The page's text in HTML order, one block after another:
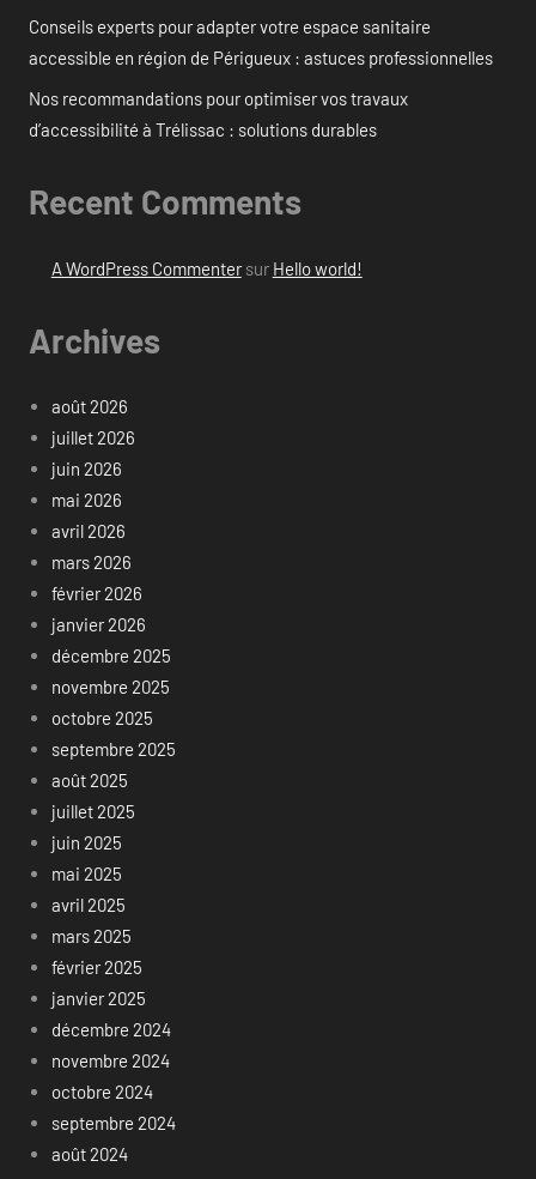
Conseils experts pour adapter votre espace sanitaire
accessible en région de Périgueux : astuces professionnelles
Nos recommandations pour optimiser vos travaux
d’accessibilité à Trélissac : solutions durables
Recent Comments
A WordPress Commentersur Hello world!
Archives
août 2026
juillet 2026
juin 2026
mai 2026
avril 2026
mars 2026
février 2026
janvier 2026
décembre 2025
novembre 2025
octobre 2025
septembre 2025
août 2025
juillet 2025
juin 2025
mai 2025
avril 2025
mars 2025
février 2025
janvier 2025
décembre 2024
novembre 2024
octobre 2024
septembre 2024
août 2024